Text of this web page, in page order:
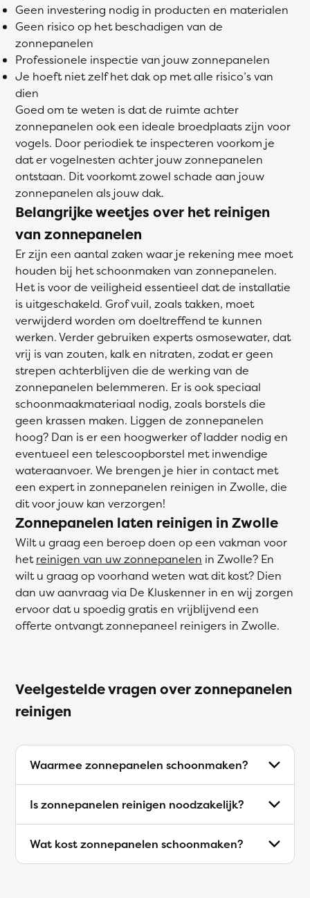
Geen investering nodig in producten en materialen
Geen risico op het beschadigen van de
zonnepanelen
Professionele inspectie van jouw zonnepanelen
Je hoeft niet zelf het dak op met alle risico’s van
dien
Goed om te weten is dat de ruimte achter
zonnepanelen ook een ideale broedplaats zijn voor
vogels. Door periodiek te inspecteren voorkom je
dat er vogelnesten achter jouw zonnepanelen
ontstaan. Dit voorkomt zowel schade aan jouw
zonnepanelen als jouw dak.
Belangrijke weetjes over het reinigen
van zonnepanelen
Er zijn een aantal zaken waar je rekening mee moet
houden bij het schoonmaken van zonnepanelen.
Het is voor de veiligheid essentieel dat de installatie
is uitgeschakeld. Grof vuil, zoals takken, moet
verwijderd worden om doeltreffend te kunnen
werken. Verder gebruiken experts osmosewater, dat
vrij is van zouten, kalk en nitraten, zodat er geen
strepen achterblijven die de werking van de
zonnepanelen belemmeren. Er is ook speciaal
schoonmaakmateriaal nodig, zoals borstels die
geen krassen maken. Liggen de zonnepanelen
hoog? Dan is er een hoogwerker of ladder nodig en
eventueel een telescoopborstel met inwendige
wateraanvoer. We brengen je hier in contact met
een expert in zonnepanelen reinigen in Zwolle, die
dit voor jouw kan verzorgen!
Zonnepanelen laten reinigen in Zwolle
Wilt u graag een beroep doen op een vakman voor
hetreinigen van uw zonnepanelen in Zwolle? En
wilt u graag op voorhand weten wat dit kost? Dien
dan uw aanvraag via De Kluskenner in en wij zorgen
ervoor dat u spoedig gratis en vrijblijvend een
offerte ontvangt zonnepaneel reinigers in Zwolle.
Veelgestelde vragen over zonnepanelen
reinigen
Waarmee zonnepanelen schoonmaken?
Is zonnepanelen reinigen noodzakelijk?
Wat kost zonnepanelen schoonmaken?